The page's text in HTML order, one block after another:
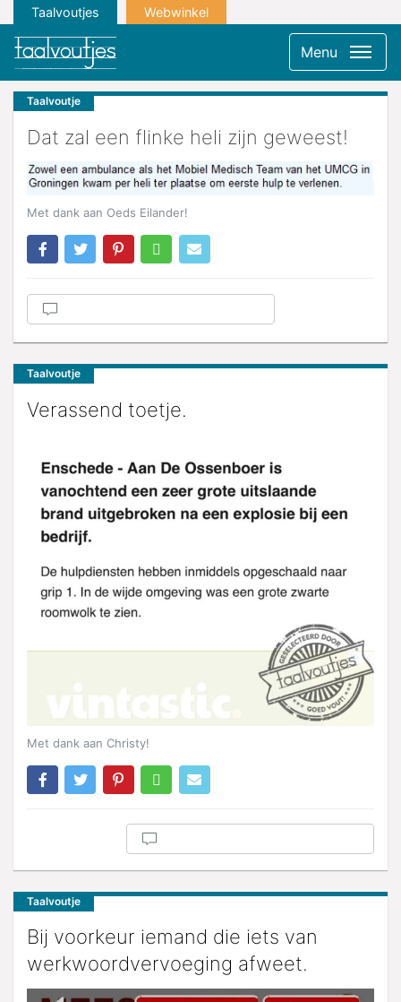
Taalvoutjes Webwinkel
Menu
Taalvoutje
Dat zal een flinke heli zijn geweest!
Met dank aan Oeds Eilander!
Taalvoutje
Verassend toetje.
Met dank aan Christy!
Taalvoutje
Bij voorkeur iemand die iets van
werkwoordvervoeging afweet.